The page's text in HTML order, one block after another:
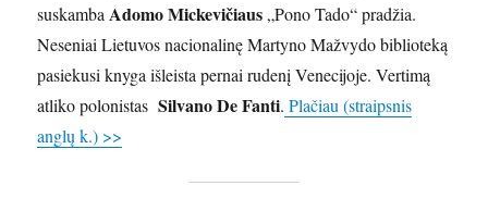
suskambaAdomo Mickevičiaus„Pono Tado“ pradžia.
Neseniai Lietuvos nacionalinę Martyno Mažvydo biblioteką
pasiekusi knyga išleista pernai rudenį Venecijoje. Vertimą
atliko polonistasSilvano De Fanti. Plačiau (straipsnis
anglų k.) >>